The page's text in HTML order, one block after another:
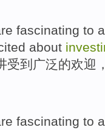
fascinating to
about
受到 广泛的欢迎
fascinating to